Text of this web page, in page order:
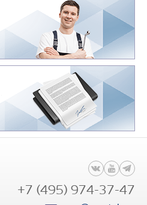
+7 (495) 974-37-47